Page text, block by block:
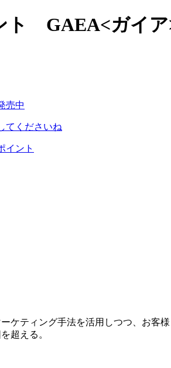
ト GAEA<ガイア
売中
てくださいね
イント
ケティング手法を活用しつつ、お
超える。